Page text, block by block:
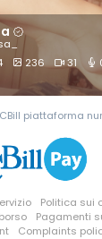
236 31
piattaforma
Politica sui
Pagamenti
Complaints